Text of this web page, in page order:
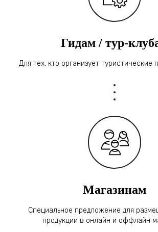
Гидам / тур-
Для тех, кто организует туристические
Магазинам
Специальное предложение для
продукции в онлайн и оффлайн